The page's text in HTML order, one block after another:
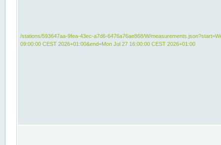
/stations/593647aa-9fea-43ec-a7d6-6476a76ae868/W/
09:00:00 CEST 2026+01:00&end=Mon Jul 27 16:00:00 CEST 2026+01:00